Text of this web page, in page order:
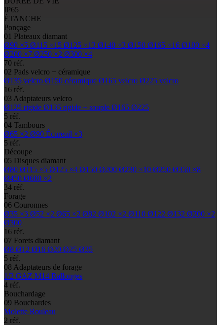
IP65
ÉTANCHE
Ponçage
01 Plateaux diamant
Ø90 ×5 Ø115 ×15 Ø125 ×13 Ø140 ×3 Ø150 Ø165 ×16 Ø180 ×4
Ø200 ×7 Ø250 ×2 Ø300 ×4
70 réf.
02 Pads velcro + céramique
Ø135 velcro Ø150 céramique Ø165 velcro Ø225 velcro
16 réf.
03 Adaptateurs velcro
Ø125 rigide Ø135 rigide + souple Ø165 Ø225
5 réf.
04 Tambours
Ø65 ×2 Ø90 Écureuil ×3
5 réf.
Découpe
05 Disques diamant
Ø80 Ø115 ×5 Ø125 ×4 Ø150 Ø200 Ø230 ×10 Ø250 Ø350 ×8
Ø450 Ø600 ×2
34 réf.
Forage
06 Couronnes
Ø35 ×3 Ø52 ×2 Ø65 ×2 Ø82 Ø102 ×2 Ø110 Ø122 Ø132 Ø200 ×2
Ø300
16 réf.
07 Forets diamant
Ø8 Ø12 Ø16 Ø20 Ø25 Ø35
5 réf.
08 Adaptateurs de forage
1/2 GAZ M14 Rallonges
4 réf.
Bouchardage
09 Bouchardes
Molette Rouleau
2 réf.